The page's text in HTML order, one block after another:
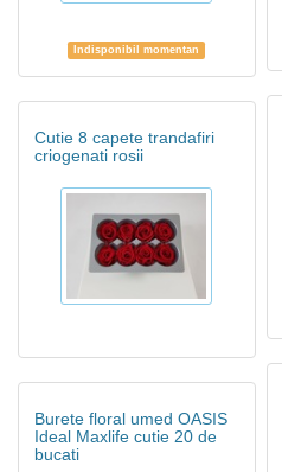
Indisponibil momentan
Cutie 8 capete trandafiri
criogenati rosii
Burete floral umed OASIS
Ideal Maxlife cutie 20 de
bucati